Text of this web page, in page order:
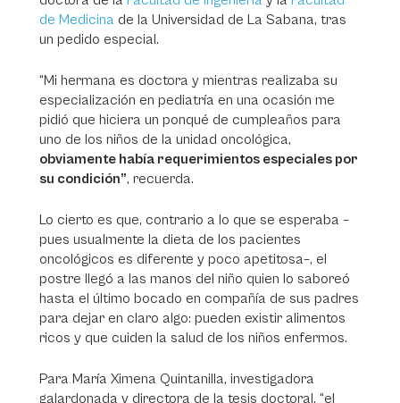
de Medicina de la Universidad de La Sabana, tras
un pedido especial.
“Mi hermana es doctora y mientras realizaba su
especialización en pediatría en una ocasión me
pidió que hiciera un ponqué de cumpleaños para
uno de los niños de la unidad oncológica,
obviamente había requerimientos especiales por
su condición”, recuerda.
Lo cierto es que, contrario a lo que se esperaba –
pues usualmente la dieta de los pacientes
oncológicos es diferente y poco apetitosa–, el
postre llegó a las manos del niño quien lo saboreó
hasta el último bocado en compañía de sus padres
para dejar en claro algo: pueden existir alimentos
ricos y que cuiden la salud de los niños enfermos.
Para María Ximena Quintanilla, investigadora
galardonada y directora de la tesis doctoral, “el